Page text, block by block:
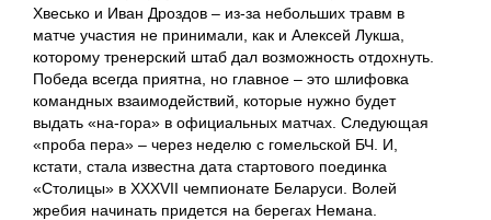
Хвесько и Иван Дроздов – из-за небольших травм в
матче участия не принимали, как и Алексей Лукша,
которому тренерский штаб дал возможность отдохнуть.
Победа всегда приятна, но главное – это шлифовка
командных взаимодействий, которые нужно будет
выдать «на-гора» в официальных матчах. Следующая
«проба пера» – через неделю с гомельской БЧ. И,
кстати, стала известна дата стартового поединка
«Столицы» в XXXVII чемпионате Беларуси. Волей
жребия начинать придется на берегах Немана.